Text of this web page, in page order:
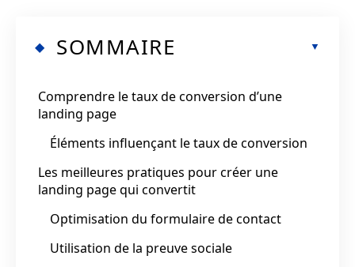
SOMMAIRE
Comprendre le taux de conversion d’une
landing page
Éléments influençant le taux de conversion
Les meilleures pratiques pour créer une
landing page qui convertit
Optimisation du formulaire de contact
Utilisation de la preuve sociale